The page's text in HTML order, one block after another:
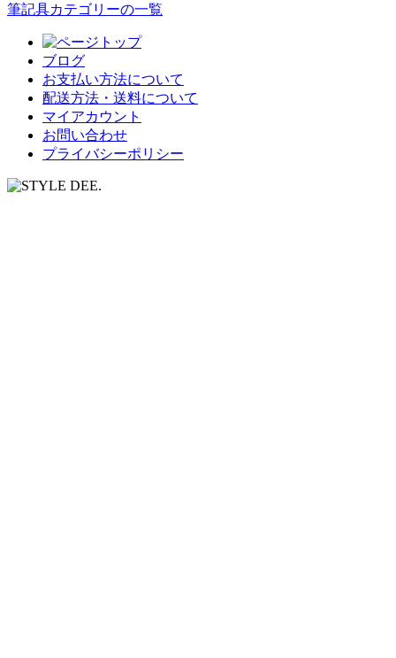
筆記具カテゴリーの一覧
ブログ
お支払い方法について
配送方法・送料について
マイアカウント
お問い合わせ
プライバシーポリシー